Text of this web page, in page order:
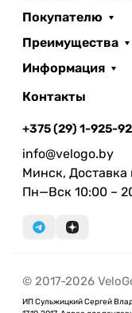
Покупателю
Преимущества
Информация
Контакты
+375 (29) 1-925-
info@velogo.by
Минск, Доставка
Пн—Вск 10:00 –
© 2017-2026
ИП Сульжицкий Сергей